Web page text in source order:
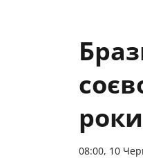
роки
08:00, 10